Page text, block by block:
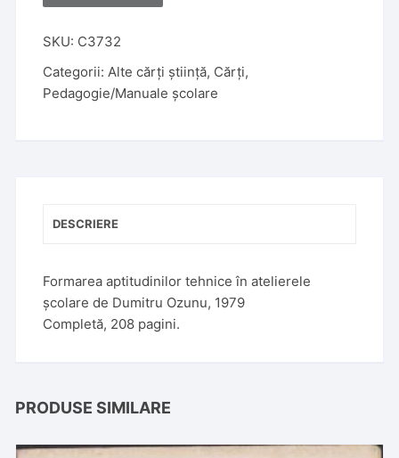
t
SKU: C3732
Categorii:Alte cărți știință, Cărți,
Pedagogie/Manuale școlare
DESCRIERE
Formarea aptitudinilor tehnice în atelierele
școlare de Dumitru Ozunu, 1979
Completă, 208 pagini.
PRODUSE SIMILARE